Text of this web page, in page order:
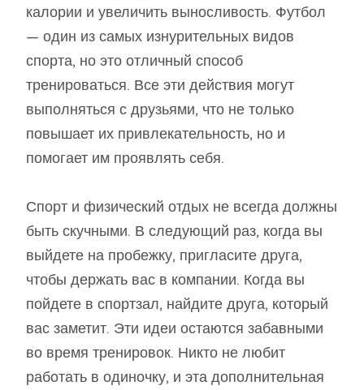
калории и увеличить выносливость. Футбол
— один из самых изнурительных видов
спорта, но это отличный способ
тренироваться. Все эти действия могут
выполняться с друзьями, что не только
повышает их привлекательность, но и
помогает им проявлять себя.
Спорт и физический отдых не всегда должны
быть скучными. В следующий раз, когда вы
выйдете на пробежку, пригласите друга,
чтобы держать вас в компании. Когда вы
пойдете в спортзал, найдите друга, который
вас заметит. Эти идеи остаются забавными
во время тренировок. Никто не любит
работать в одиночку, и эта дополнительная